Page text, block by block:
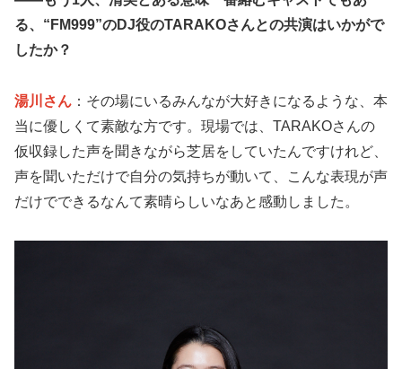
る、“FM999”のDJ役のTARAKOさんとの共演はいかがで
したか？
湯川さん ：その場にいるみんなが大好きになるような、本
当に優しくて素敵な方です。現場では、TARAKOさんの
仮収録した声を聞きながら芝居をしていたんですけれど、
声を聞いただけで自分の気持ちが動いて、こんな表現が声
だけでできるなんて素晴らしいなあと感動しました。